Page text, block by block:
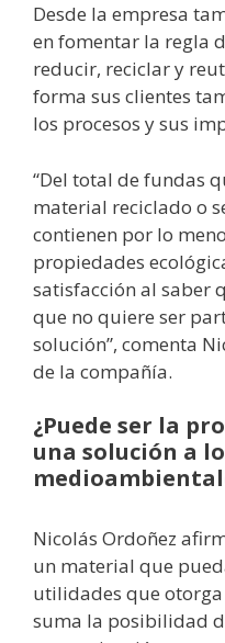
Desde la empresa
en fomentar la regla
reducir, reciclar y
forma sus clientes
los procesos y sus
“Del total de fundas
material reciclado o
contienen por lo
propiedades
satisfacción al saber
que no quiere ser
solución”, comenta
de la compañía.
¿Puede ser la
una solución a
Nicolás Ordoñez
un material que
utilidades que
suma la posibilidad